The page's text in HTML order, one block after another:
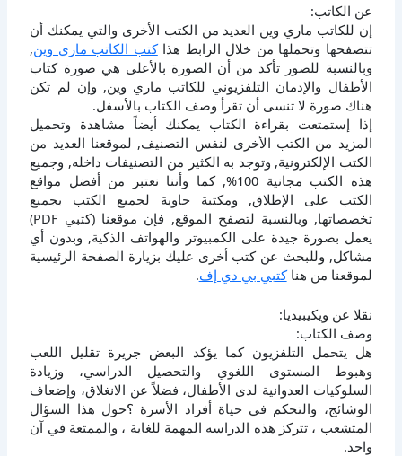
عن الكاتب:
إن للكاتب ماري وين العديد من الكتب الأخرى والتي يمكنك أن
تتصفحها وتحملها من خلال الرابط هذاكتب الكاتب ماري وين,
وبالنسبة للصور تأكد من أن الصورة بالأعلى هي صورة كتاب
الأطفال والإدمان التلفزيوني للكاتب ماري وين, وإن لم تكن
هناك صورة لا تنسى أن تقرأ وصف الكتاب بالأسفل.
إذا إستمتعت بقراءة الكتاب يمكنك أيضاً مشاهدة وتحميل
المزيد من الكتب الأخرى لنفس التصنيف, لموقعنا العديد من
الكتب الإلكترونية, وتوجد به الكثير من التصنيفات داخله, وجميع
هذه الكتب مجانية 100%, كما وأننا نعتبر من أفضل مواقع
الكتب على الإطلاق, ومكتبة حاوية لجميع الكتب بجميع
تخصصاتها, وبالنسبة لتصفح الموقع, فإن موقعنا (كتبي PDF)
يعمل بصورة جيدة على الكمبيوتر والهواتف الذكية, وبدون أي
مشاكل, وللبحث عن كتب أخرى عليك بزيارة الصفحة الرئيسية
لموقعنا من هناكتبي بي دي إف.
نقلا عن ويكيبيديا:
وصف الكتاب:
هل يتحمل التلفزيون كما يؤكد البعض جريرة تقليل اللعب
وهبوط المستوى اللغوي والتحصيل الدراسي، وزيادة
السلوكيات العدوانية لدى الأطفال، فضلاً عن الانغلاق، وإضعاف
الوشائج، والتحكم في حياة أفراد الأسرة ؟حول هذا السؤال
المتشعب ، تتركز هذه الدراسه المهمة للغاية ، والممتعة في آن
واحد.